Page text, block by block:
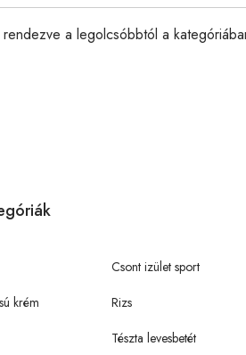
rendezve a legolcsóbbtól a
krém
Csont izület sport
Rizs
Tészta levesbetét